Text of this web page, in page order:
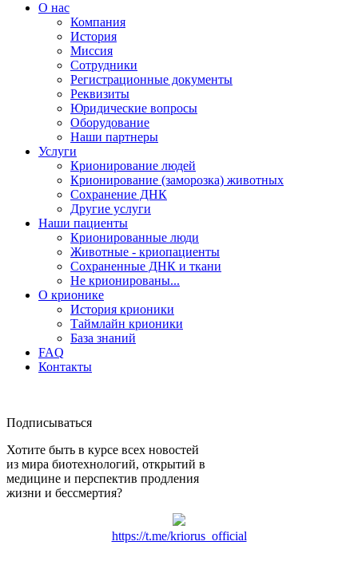
О нас
Компания
История
Миссия
Сотрудники
Регистрационные документы
Реквизиты
Юридические вопросы
Оборудование
Наши партнеры
Услуги
Крионирование людей
Крионирование (заморозка) животных
Сохранение ДНК
Другие услуги
Наши пациенты
Крионированные люди
Животные - криопациенты
Сохраненные ДНК и ткани
Не крионированы...
О крионике
История крионики
Таймлайн крионики
База знаний
FAQ
Контакты
Подписываться
Хотите быть в курсе всех новостей
из мира биотехнологий, открытий в
медицине и перспектив продления
жизни и бессмертия?
https://t.me/kriorus_official